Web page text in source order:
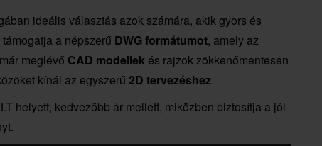
ideális választás azok számára, akik gyors és
a népszerű DWG formátumot, amely az
meglévő CAD modellek és rajzok zökkenőmentesen
kínál az egyszerű 2D tervezéshez.
helyett, kedvezőbb ár mellett, miközben biztosítja a jól